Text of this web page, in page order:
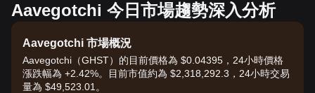
Aavegotchi 今日市場趨勢深入分析
Aavegotchi 市場概況
Aavegotchi（GHST）的目前價格為 $0.04395，24小時價格
漲跌幅為 +2.42%。目前市值約為 $2,318,292.3，24小時交易
量為 $49,523.01。